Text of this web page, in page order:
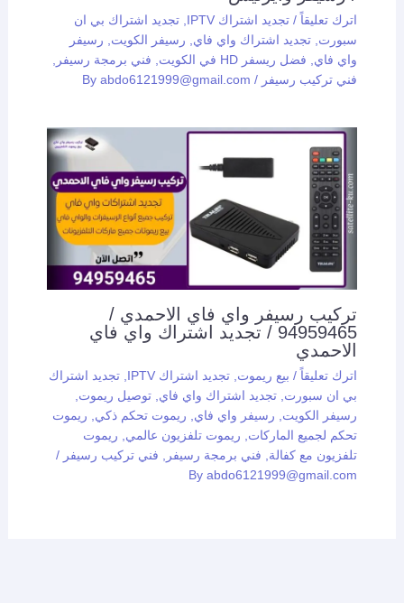
اترك تعليقاً / تجديد اشتراك IPTV
تجديد اشتراك بي ان
سبورت تجديد اشتراك واي فاي رسيفر الكويت
رسيفر
واي فاي
فضل ريسفر HD في الكويت فني برمجة رسيفر
فني تركيب رسيفر / By
abdo6121999@gmail.com
تركيب رسيفر واي فاي الاحمدي /
94959465 / تجديد اشتراك واي فاي
الاحمدي
اترك تعليقاً / بيع ريموت, تجديد اشتراك IPTV , تجديد اشتراك
بي ان سبورت, تجديد اشتراك واي فاي, توصيل ريموت,
رسيفر الكويت, رسيفر واي فاي, ريموت تحكم ذكي, ريموت
تحكم لجميع الماركات, ريموت تلفزيون عالمي, ريموت
تلفزيون مع كفالة, فني برمجة رسيفر , فني تركيب رسيفر /
Byabdo6121999@gmail.com